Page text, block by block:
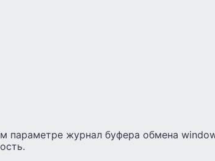
параметре журнал буфера обмена